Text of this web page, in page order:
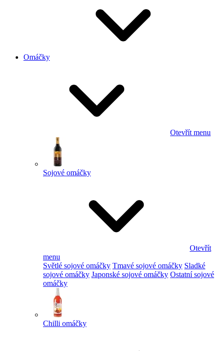
Omáčky
Otevřít menu
Sojové omáčky
Otevřít
menu
Světlé sojové omáčky Tmavé sojové omáčky Sladké
sojové omáčky Japonské sojové omáčky Ostatní sojové
omáčky
Chilli omáčky